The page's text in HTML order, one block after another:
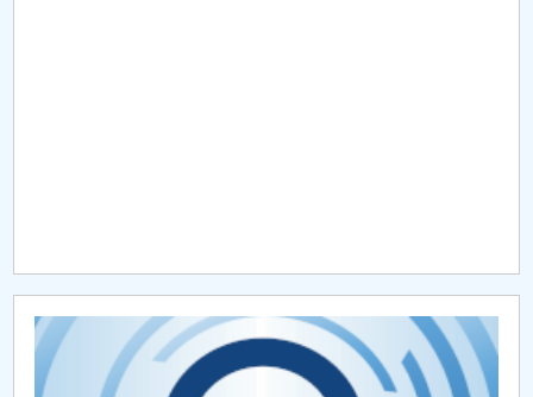
Chestionar angajabilitate ALUMNI – UPB
CAR2026
MENIU CANTINA